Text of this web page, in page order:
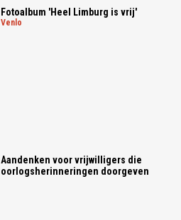
Fotoalbum 'Heel Limburg is vrij'
venlo
Aandenken voor vrijwilligers die
oorlogsherinneringen doorgeven